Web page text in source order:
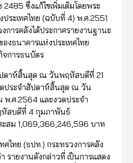
2485 ซึ่งแก้ไขเพิ่มเติมโดยพระ
ระเทศไทย (ฉบับที่ 4) พ.ศ.2551
การคลังได้ประกาศรายงานฐานะ
งธนาคารแห่งประเทศไทย
จการธนบัตร
ดาห์สิ้นสุด ณ วันพฤหัสบดีที่ 21
ประจำสัปดาห์สิ้นสุด ณ วัน
.ศ.2564 และงวดประจำ
สบดีที่ 4 กุมภาพันธ์
สม 1,069,366,246,596 บาท
ศไทย (ธปท.) กระทรวงการคลัง
รายงานดังกล่าวที่ เป็นการแสดง